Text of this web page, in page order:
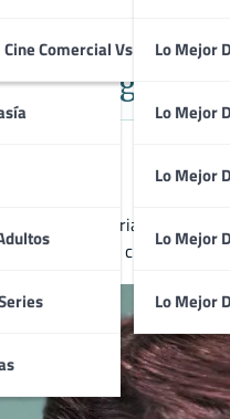
Cine Comercial Vs AutorLo Mejor
Lo Mejor
Lo Mejor
Lo Mejor
Lo Mejor
Audrey
de la historia del cine.
la moda y el cine.